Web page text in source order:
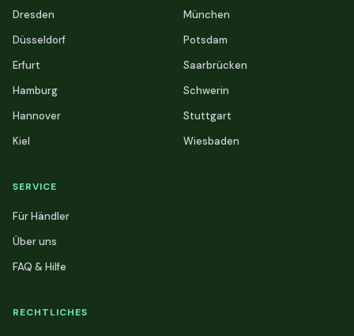
Dresden
Düsseldorf
Erfurt
Hamburg
Hannover
Kiel
München
Potsdam
Saarbrücken
Schwerin
Stuttgart
Wiesbaden
SERVICE
Für Händler
Über uns
FAQ & Hilfe
RECHTLICHES